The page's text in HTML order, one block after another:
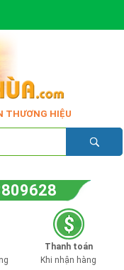
THƯƠNG HIỆU
Thanh toán
Khi nhận hàng